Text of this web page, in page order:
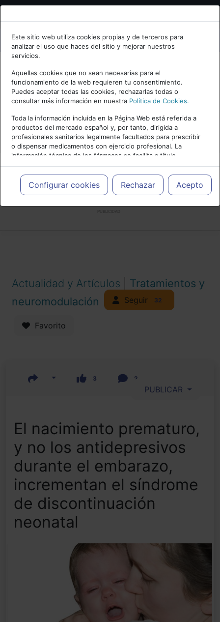
Bienvenid@ a psiquiatria.com
Escribe tu Email
Accede o regístrate con tu email.
Cancelar
Este sitio web utiliza cookies propias y de terceros para
analizar el uso que haces del sitio y mejorar nuestros
servicios.
Aquellas cookies que no sean necesarias para el
funcionamiento de la web requieren tu consentimiento.
Puedes aceptar todas las cookies, rechazarlas todas o
consultar más información en nuestra Política de Cookies.
Toda la información incluida en la Página Web está referida a
productos del mercado español y, por tanto, dirigida a
profesionales sanitarios legalmente facultados para prescribir
o dispensar medicamentos con ejercicio profesional. La
información técnica de los fármacos se facilita a título
meramente informativo, siendo responsabilidad de los
profesionales facultados prescribir medicamentos y decidir, en
cada caso concreto, el tratamiento más adecuado a las
necesidades del paciente.
Configurar cookies Rechazar Acepto
Actualidad y Artículos
Tratamientos y
neuromodulación
Seguir 32
Favorito
3 2
PUBLICAR
El nacimiento prematuro,
y no los antidepresivos
durante el embarazo,
incrementan el síndrome
de discontinuación
neonatal